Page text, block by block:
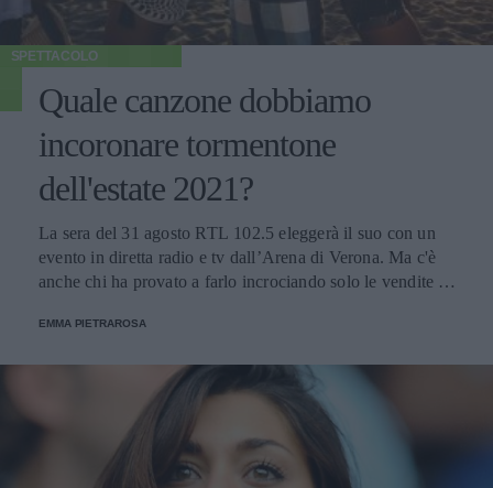
SPETTACOLO
Quale canzone dobbiamo
incoronare tormentone
dell'estate 2021?
La sera del 31 agosto RTL 102.5 eleggerà il suo con un
evento in diretta radio e tv dall’Arena di Verona. Ma c'è
anche chi ha provato a farlo incrociando solo le vendite e i
EMMA PIETRAROSA